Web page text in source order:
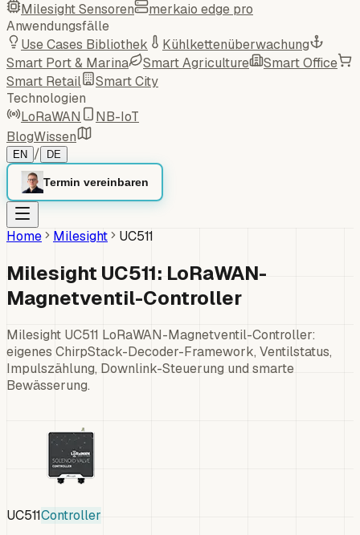
Milesight Sensoren
merkaio edge pro
Anwendungsfälle
Use Cases Bibliothek
Kühlkettenüberwachung
Smart Port & Marina
Smart Agriculture
Smart Office
Smart Retail
Smart City
Technologien
LoRaWAN
NB-IoT
BlogWissen
EN / DE
Termin vereinbaren
Home Milesight UC511
Milesight UC511: LoRaWAN-
Magnetventil-Controller
Milesight UC511 LoRaWAN-Magnetventil-Controller:
eigenes ChirpStack-Decoder-Framework, Ventilstatus,
Impulszählung, Downlink-Steuerung und smarte
Bewässerung.
UC511Controller